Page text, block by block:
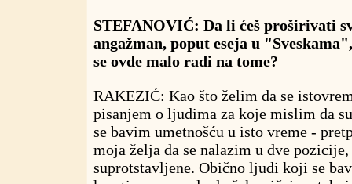
STEFANOVIĆ: Da li ćeš proširivati
angažman, poput eseja u
se ovde malo radi na tome?
RAKEZIĆ: Kao što želim da se
pisanjem o ljudima za koje mislim da
se bavim umetnošću u isto vreme -
moja želja da se nalazim u dve
suprotstavljene. Obično ljudi koji se